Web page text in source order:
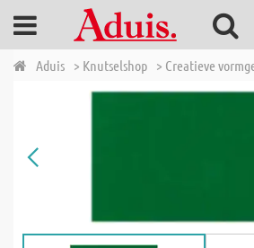
Aduis > Knutselshop > Creatieve